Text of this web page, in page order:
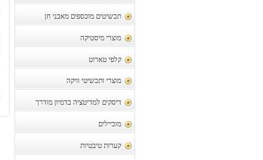
תכשיטים מוכספים מאבני חן
מוצרי מיסטיקה
קלפי טארוט
מוצרי ותכשיטי וויקה
דיסקים למדיטציה בדמיון מודרך
מוביילים
קערות טיבטיות